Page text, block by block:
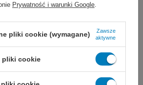
i pediatrycznej,
długości drenu,
Prywatność i warunki Google
pliki cookie (wymagane)
Zawsze
aktywne
pliki cookie